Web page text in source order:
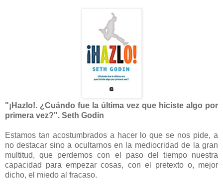
"¡Hazlo!. ¿Cuándo fue la última vez que hiciste algo por
primera vez?". Seth Godin
Estamos tan acostumbrados a hacer lo que se nos pide, a
no destacar sino a ocultarnos en la mediocridad de la gran
multitud, que perdemos con el paso del tiempo nuestra
capacidad para empezar cosas, con el pretexto o, mejor
dicho, el miedo al fracaso.